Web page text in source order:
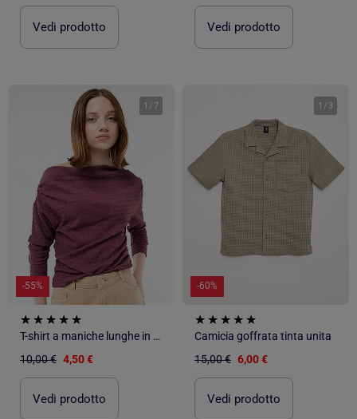
Vedi prodotto Vedi prodotto
1 / 7
-55%
T-shirt a maniche lunghe in maglia goffrata
10,00 € 4,50 €
Vedi prodotto
1 / 3
-60%
Camicia goffrata tinta unita
15,00 € 6,00 €
Vedi prodotto